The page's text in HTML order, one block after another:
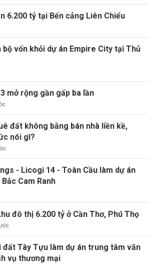
6.200 tỷ tại Bến cảng Liên Chiểu
vốn khỏi dự án Empire City tại Thủ
mở rộng gần gấp ba lần
đất không bằng bán nhà liền kề,
nói gì?
- Licogi 14 - Toàn Cầu làm dự án
Cam Ranh
đô thị 6.200 tỷ ở Cần Thơ, Phú Thọ
đất Tây Tựu làm dự án trung tâm văn
vụ thương mại